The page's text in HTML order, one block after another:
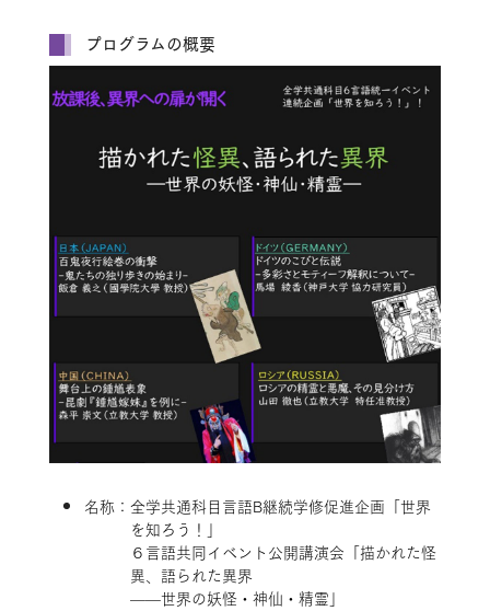
プログラムの概要
名称：全学共通科目言語B継続学修促進企画「世界
を知ろう！」
６言語共同イベント公開講演会「描かれた怪
異、語られた異界
——世界の妖怪・神仙・精霊」